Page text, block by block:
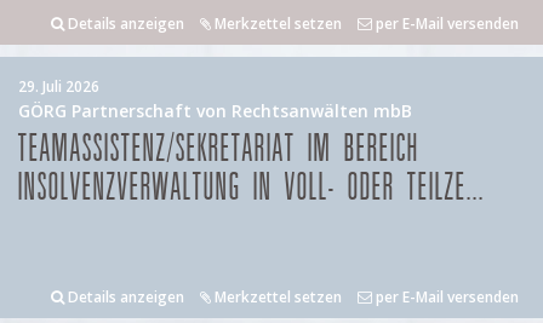
Details anzeigen Merkzettel setzen per E-Mail versenden
29. Juli 2026
GÖRG Partnerschaft von Rechtsanwälten mbB
TEAMASSISTENZ/SEKRETARIAT IM BEREICH
INSOLVENZVERWALTUNG IN VOLL- ODER TEILZE...
Details anzeigen Merkzettel setzen per E-Mail versenden